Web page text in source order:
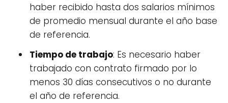
haber recibido hasta dos salarios mínimos
de promedio mensual durante el año base
de referencia.
Tiempo de trabajo: Es necesario haber
trabajado con contrato firmado por lo
menos 30 días consecutivos o no durante
el año de referencia.